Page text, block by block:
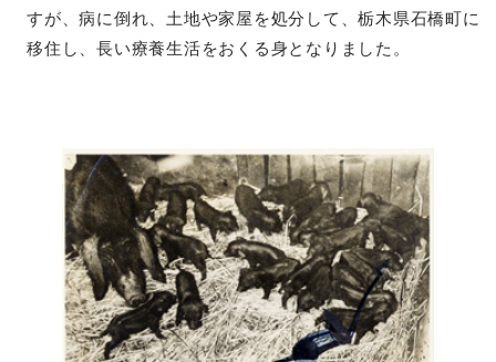
すが、病に倒れ、土地や家屋を処分して、栃木県石橋町に
移住し、長い療養生活をおくる身となりました。